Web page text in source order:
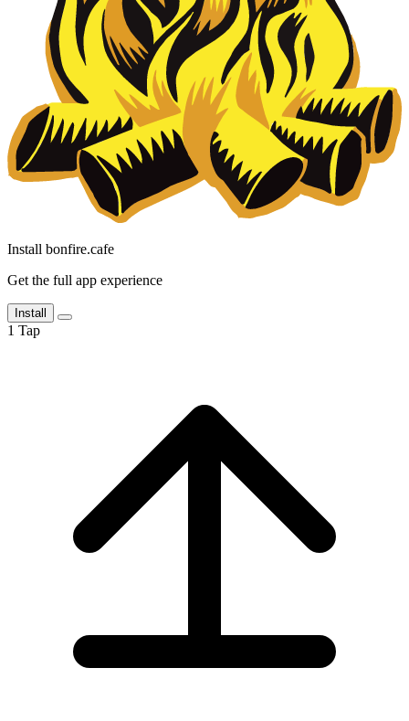
Install bonfire.cafe
Get the full app experience
Install
1 Tap